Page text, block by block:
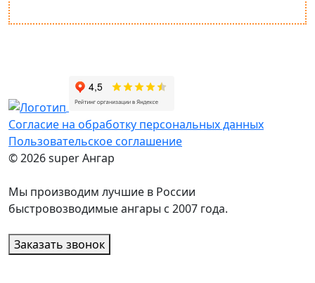
Согласие на обработку персональных данных
Пользовательское соглашение
© 2026 super Ангар
Мы производим лучшие в России
быстровозводимые ангары с 2007 года.
Заказать звонок